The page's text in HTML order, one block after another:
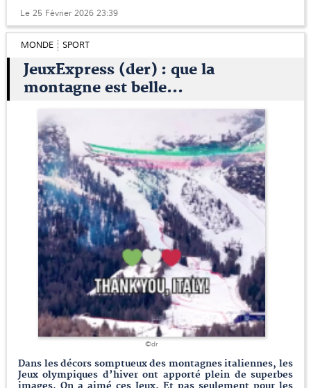
Le 25 Février 2026 23:39
MONDE SPORT
JeuxExpress (der) : que la
montagne est belle...
©dr
Dans les décors somptueux des montagnes italiennes, les
Jeux olympiques d’hiver ont apporté plein de superbes